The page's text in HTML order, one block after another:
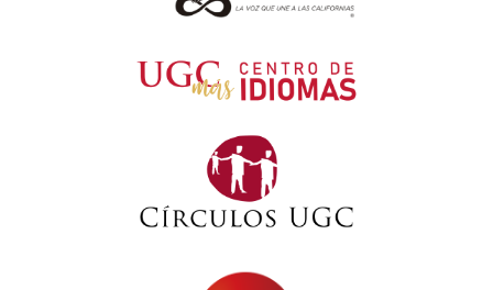
Cabo by Sea, Valenzuela Kitchen Clean, Carpintería Pedro Navarro,
organizadores por este evento exitoso que refuerza la formación
académica y profesional en el campo de la nutrición!